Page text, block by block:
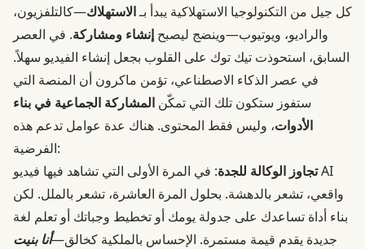
كل جيل من التكنولوجيا الاستهلاكية يبدأ بـالاستهلاك—كالتلفزيون،
والراديو، ويوتيوب—وينضج ليصبح إنشاء ومشاركة. في العصر
السابق، استحوذت تيك توك على القلوب بجعل إنشاء الفيديو سهلاً.
في عصر الذكاء الاصطناعي، تؤمن ماكرون أن المنصة التي
ستفوز ستكون تلك التي تمكّن المشاركة الجماعية في بناء
الأدوات، وليس فقط المحتوى. هناك عدة عوامل تدعم هذه
الفرضية:
تجاوز الوكالة للجدة: في المرة الأولى التي تشاهد فيها فيديو AI
واقعي، تشعر بالدهشة. بحلول المرة العاشرة، تشعر بالملل. لكن
بناء أداة تساعدك على جدولة يومك أو تخطيط وجباتك أو تعلم لغة
جديدة يقدم قيمة مستمرة. الإحساس بالملكية كخالق—أنا بنيت